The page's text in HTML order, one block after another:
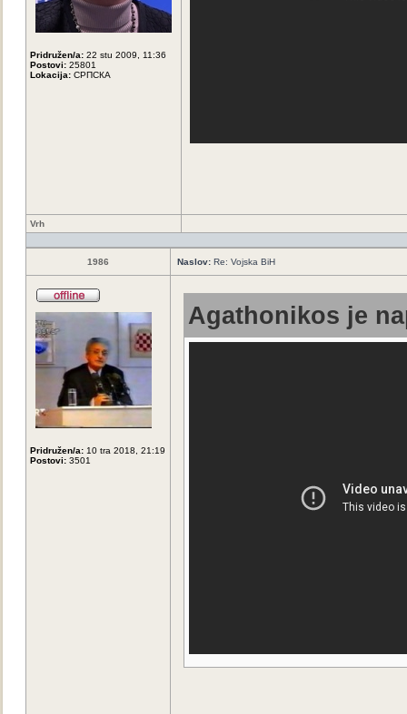
Pridružen/a: 22 stu 2009, 11:36
Postovi: 25801
Lokacija: СРПСКА
Vrh
1986 Naslov: Re: Vojska BiH
Pridružen/a: 10 tra 2018, 21:19
Postovi: 3501
Agathonikos je